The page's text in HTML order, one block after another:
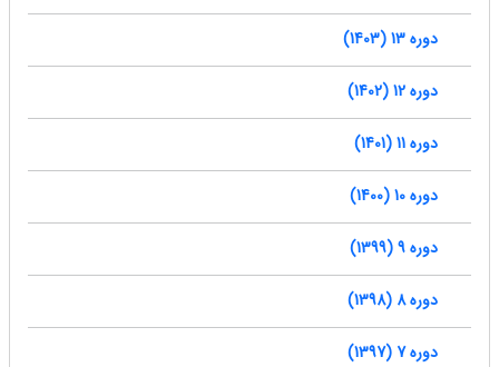
دوره 13 (1403)
دوره 12 (1402)
دوره 11 (1401)
دوره 10 (1400)
دوره 9 (1399)
دوره 8 (1398)
دوره 7 (1397)